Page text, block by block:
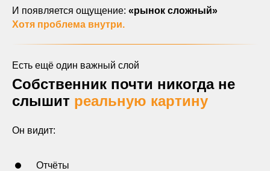
И появляется ощущение: «рынок сложный»
Хотя проблема внутри.
Есть ещё один важный слой
Собственник почти никогда не
слышит реальную картину
Он видит:
Отчёты